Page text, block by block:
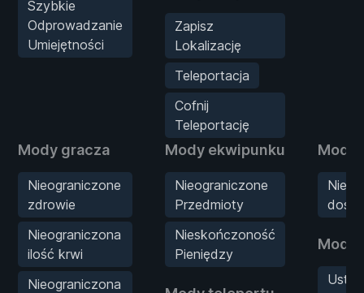
Szybkie
Odprowadzanie
Umiejętności
Zapisz
Lokalizację
Teleportacja
Cofnij
Teleportację
Mody gracza
Nieograniczone
zdrowie
Nieograniczona
ilość krwi
Nieograniczona
Mody ekwipunku
Nieograniczone
Przedmioty
Nieskończoność
Pieniędzy
Mody
Mody